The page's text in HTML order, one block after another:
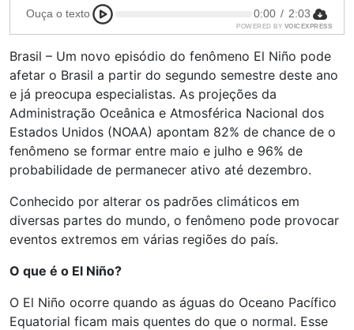
Ouça o texto 0:00 / 2:03
POWERED BY VOICEXPRESS
Brasil – Um novo episódio do fenômeno El Niño pode
afetar o Brasil a partir do segundo semestre deste ano
e já preocupa especialistas. As projeções da
Administração Oceânica e Atmosférica Nacional dos
Estados Unidos (NOAA) apontam 82% de chance de o
fenômeno se formar entre maio e julho e 96% de
probabilidade de permanecer ativo até dezembro.
Conhecido por alterar os padrões climáticos em
diversas partes do mundo, o fenômeno pode provocar
eventos extremos em várias regiões do país.
O que é o El Niño?
O El Niño ocorre quando as águas do Oceano Pacífico
Equatorial ficam mais quentes do que o normal. Esse